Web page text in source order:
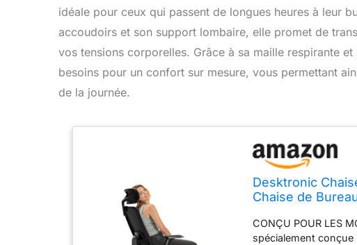
idéale pour ceux qui passent de longues heures à leur
accoudoirs et son support lombaire, elle promet de
vos tensions corporelles. Grâce à sa maille respirante
besoins pour un confort sur mesure, vous permettant
de la journée.
Desktronic
Chaise de
CONÇU POUR LES
spécialement